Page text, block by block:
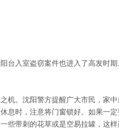
入室盗窃案件也进入了高发时期
。沈阳警方提醒广大市民，家中
息时，注意将门窗锁好。如果一
些带刺的花草或是空易拉罐，这